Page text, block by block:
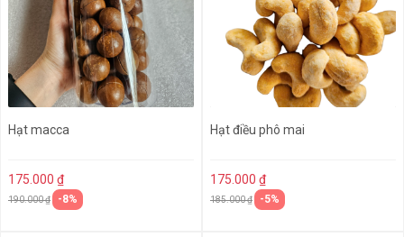
Hạt macca
175.000 ₫
190.000 ₫ -8%
Hạt điều phô mai
175.000 ₫
185.000 ₫ -5%